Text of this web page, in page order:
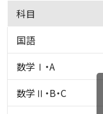
科
国語
数学Ⅰ・A
数学Ⅱ・B・C